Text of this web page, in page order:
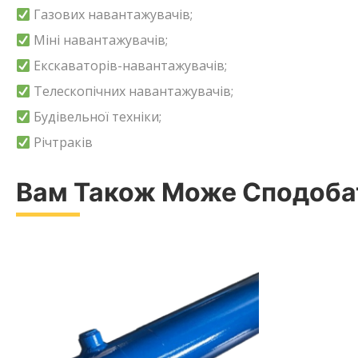
Газових навантажувачів;
Міні навантажувачів;
Екскаваторів-навантажувачів;
Телескопічних навантажувачів;
Будівельної техніки;
Річтраків
Вам Також Може